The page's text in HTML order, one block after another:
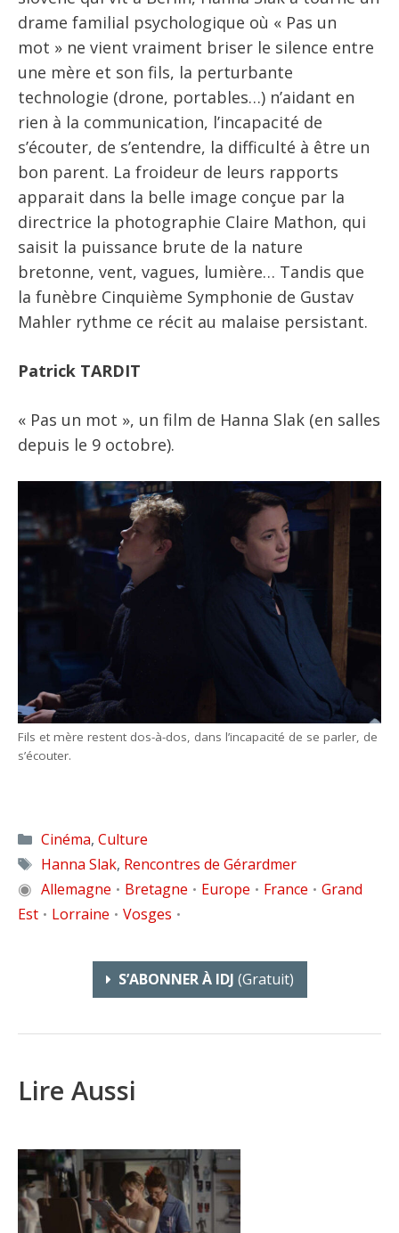
drame familial psychologique où « Pas un
mot » ne vient vraiment briser le silence entre
une mère et son fils, la perturbante
technologie (drone, portables…) n’aidant en
rien à la communication, l’incapacité de
s’écouter, de s’entendre, la difficulté à être un
bon parent. La froideur de leurs rapports
apparait dans la belle image conçue par la
directrice la photographie Claire Mathon, qui
saisit la puissance brute de la nature
bretonne, vent, vagues, lumière… Tandis que
la funèbre Cinquième Symphonie de Gustav
Mahler rythme ce récit au malaise persistant.
Patrick TARDIT
« Pas un mot », un film de Hanna Slak (en salles
depuis le 9 octobre).
Fils et mère restent dos-à-dos, dans l’incapacité de se parler, de
s’écouter.
Catégories
Cinéma, Culture
Étiquettes
Hanna Slak, Rencontres de Gérardmer
◉ Allemagne • Bretagne • Europe • France • Grand
Est • Lorraine • Vosges •
S’ABONNER À IDJ (gratuit)
Lire Aussi